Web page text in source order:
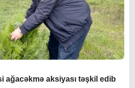
ağacəkmə aksiyası təşkil edib